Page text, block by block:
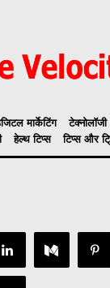
मार्केटिंग टेक्नोलॉजी
हेल्थ टिप्स टिप्स और